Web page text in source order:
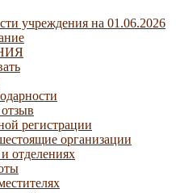
учреждения на 01.06.2026
регистрации
организации
отделениях